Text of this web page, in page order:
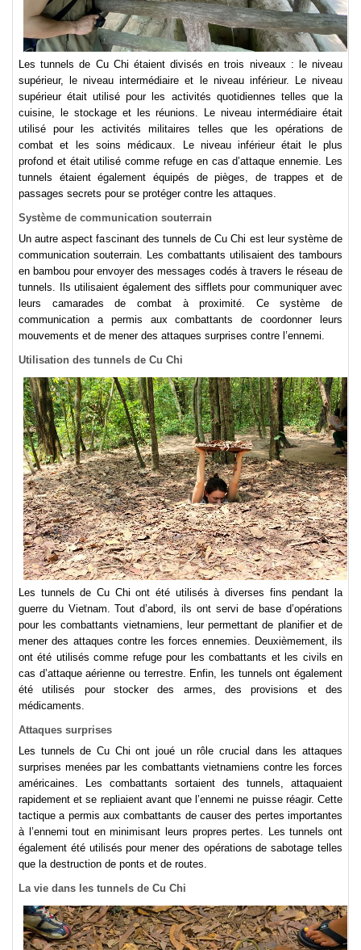
Les tunnels de Cu Chi étaient divisés en trois niveaux : le niveau
supérieur, le niveau intermédiaire et le niveau inférieur. Le niveau
supérieur était utilisé pour les activités quotidiennes telles que la
cuisine, le stockage et les réunions. Le niveau intermédiaire était
utilisé pour les activités militaires telles que les opérations de
combat et les soins médicaux. Le niveau inférieur était le plus
profond et était utilisé comme refuge en cas d’attaque ennemie. Les
tunnels étaient également équipés de pièges, de trappes et de
passages secrets pour se protéger contre les attaques.
Système de communication souterrain
Un autre aspect fascinant des tunnels de Cu Chi est leur système de
communication souterrain. Les combattants utilisaient des tambours
en bambou pour envoyer des messages codés à travers le réseau de
tunnels. Ils utilisaient également des sifflets pour communiquer avec
leurs camarades de combat à proximité. Ce système de
communication a permis aux combattants de coordonner leurs
mouvements et de mener des attaques surprises contre l’ennemi.
Utilisation des tunnels de Cu Chi
Les tunnels de Cu Chi ont été utilisés à diverses fins pendant la
guerre du Vietnam. Tout d’abord, ils ont servi de base d’opérations
pour les combattants vietnamiens, leur permettant de planifier et de
mener des attaques contre les forces ennemies. Deuxièmement, ils
ont été utilisés comme refuge pour les combattants et les civils en
cas d’attaque aérienne ou terrestre. Enfin, les tunnels ont également
été utilisés pour stocker des armes, des provisions et des
médicaments.
Attaques surprises
Les tunnels de Cu Chi ont joué un rôle crucial dans les attaques
surprises menées par les combattants vietnamiens contre les forces
américaines. Les combattants sortaient des tunnels, attaquaient
rapidement et se repliaient avant que l’ennemi ne puisse réagir. Cette
tactique a permis aux combattants de causer des pertes importantes
à l’ennemi tout en minimisant leurs propres pertes. Les tunnels ont
également été utilisés pour mener des opérations de sabotage telles
que la destruction de ponts et de routes.
La vie dans les tunnels de Cu Chi